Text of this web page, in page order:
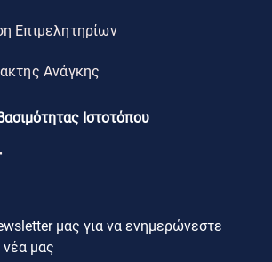
Επιμελητηρίων
Ανάγκης
Ιστοτόπου
μας για να ενημερώνεστε
νέα μας